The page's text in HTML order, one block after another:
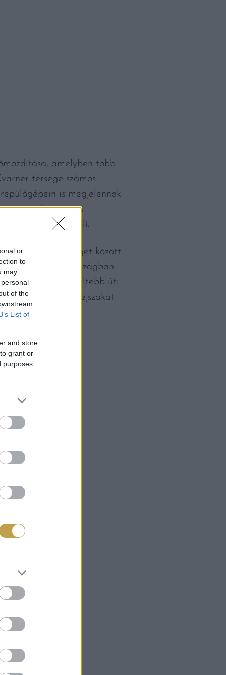
or
to
may
of the
List of
and store
grant or
purposes
amelyben több
térsége számos
is megjelennek
szerepel a rangos
régió ízeit ünnepli.
nagyobb sziget között
Horvátországban
legkedveltebb úti
egymillió vendégéjszakát